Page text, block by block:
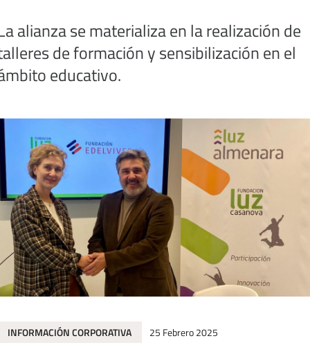
alianza se materializa en la realización de
de formación y sensibilización en el
educativo.
INFORMACIÓN CORPORATIVA 25 Febrero 2025